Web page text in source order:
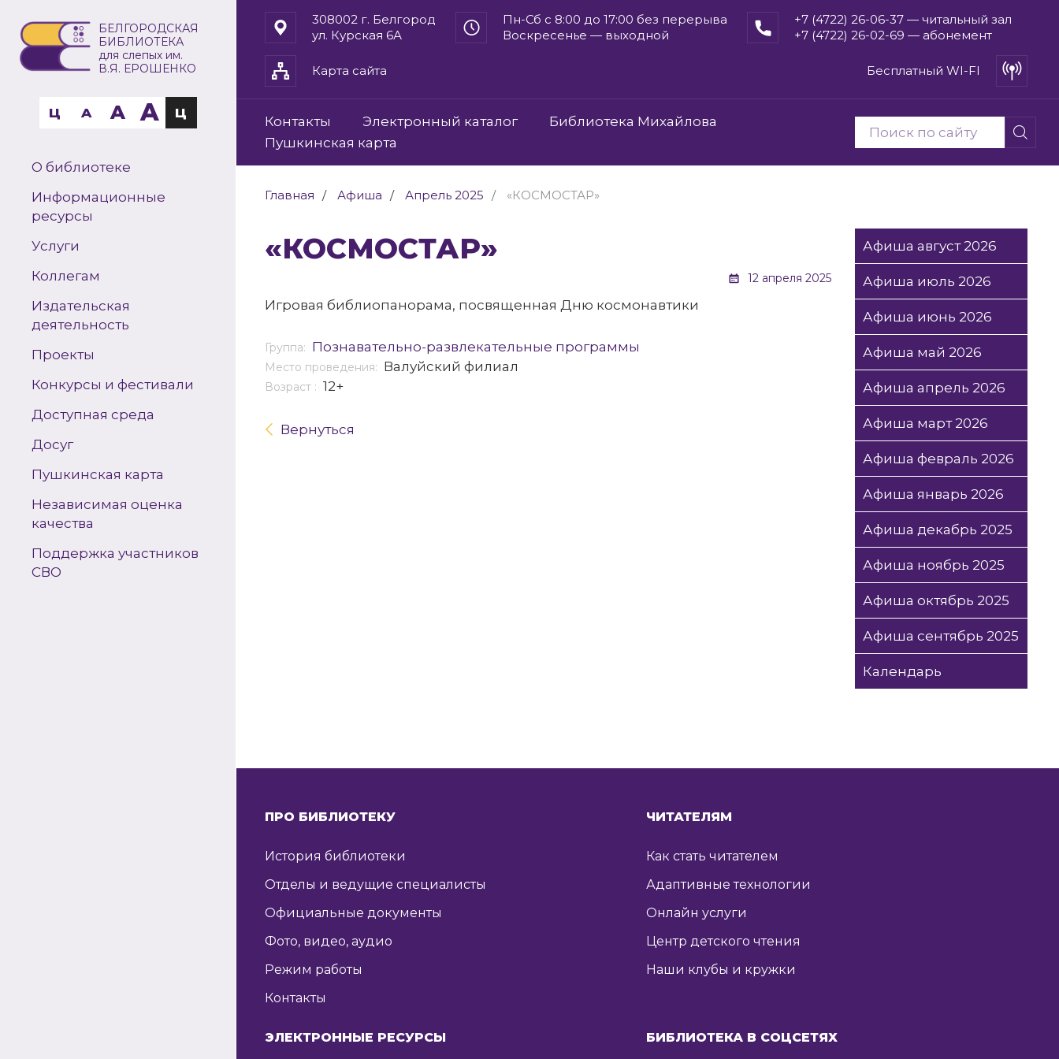
БЕЛГОРОДСКАЯ
БИБЛИОТЕКА
для слепых им.
В.Я. ЕРОШЕНКО
Ц A A A Ц
О библиотеке
Информационные
ресурсы
Услуги
Коллегам
Издательская
деятельность
Проекты
Конкурсы и фестивали
Доступная среда
Досуг
Пушкинская карта
Независимая оценка
качества
Поддержка участников
СВО
308002 г. Белгород
ул. Курская 6А
Пн-Сб с 8:00 до 17:00 без перерыва
Воскресенье — выходной
+7 (4722) 26-06-37 — читальный зал
+7 (4722) 26-02-69 — абонемент
Карта сайта Бесплатный WI-FI
Контакты Электронный каталог
Библиотека Михайлова
Пушкинская карта
Главная Афиша Апрель 2025 «КОСМОСТАР»
«КОСМОСТАР»
12 апреля 2025
Игровая библиопанорама, посвященная Дню космонавтики
Группа: Познавательно-развлекательные программы
Место проведения: Валуйский филиал
Возраст : 12+
Вернуться
Афиша август 2026
Афиша июль 2026
Афиша июнь 2026
Афиша май 2026
Афиша апрель 2026
Афиша март 2026
Афиша февраль 2026
Афиша январь 2026
Афиша декабрь 2025
Афиша ноябрь 2025
Афиша октябрь 2025
Афиша сентябрь 2025
Календарь
ПРО БИБЛИОТЕКУ
История библиотеки
Отделы и ведущие специалисты
Официальные документы
Фото, видео, аудио
Режим работы
Контакты
ЧИТАТЕЛЯМ
Как стать читателем
Адаптивные технологии
Онлайн услуги
Центр детского чтения
Наши клубы и кружки
ЭЛЕКТРОННЫЕ РЕСУРСЫ БИБЛИОТЕКА В СОЦСЕТЯХ